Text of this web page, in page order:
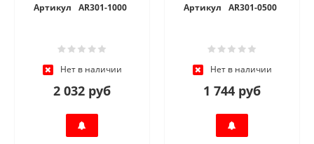
Артикул AR301-1000
Нет в наличии
2 032 руб
Артикул AR301-0500
Нет в наличии
1 744 руб